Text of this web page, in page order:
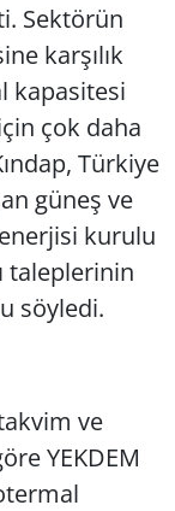
Sektörün
karşılık
kapasitesi
çok daha
Türkiye
güneş ve
kurulu
taleplerinin
söyledi.
ve
YEKDEM